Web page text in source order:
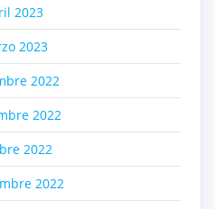
2023
2023
2022
2022
2022
2022